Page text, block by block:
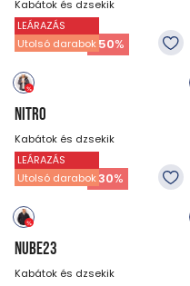
Kabátok és dzsekik
45 990Ft
22 990Ft -50%
LEÁRAZÁS
Utolsó darabok
NITRO
Kabátok és dzsekik
39 990Ft
27 990Ft -30%
LEÁRAZÁS
Utolsó darabok
NUBE23
Kabátok és dzsekik